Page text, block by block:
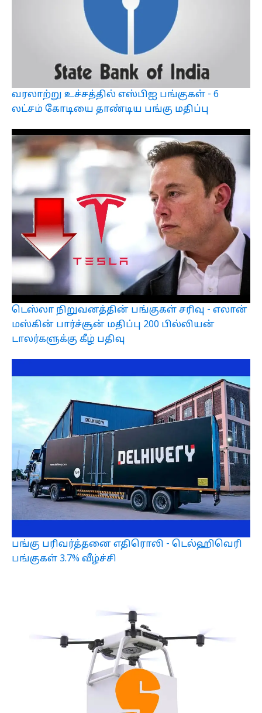
வரலாற்று உச்சத்தில் எஸ்பிஐ பங்குகள் - 6
லட்சம் கோடியை தாண்டிய பங்கு மதிப்பு
டெஸ்லா நிறுவனத்தின் பங்குகள் சரிவு - எலான்
மஸ்கின் பார்ச்சூன் மதிப்பு 200 பில்லியன்
டாலர்களுக்கு கீழ் பதிவு
பங்கு பரிவர்த்தனை எதிரொலி - டெல்ஹிவெரி
பங்குகள் 3.7% வீழ்ச்சி